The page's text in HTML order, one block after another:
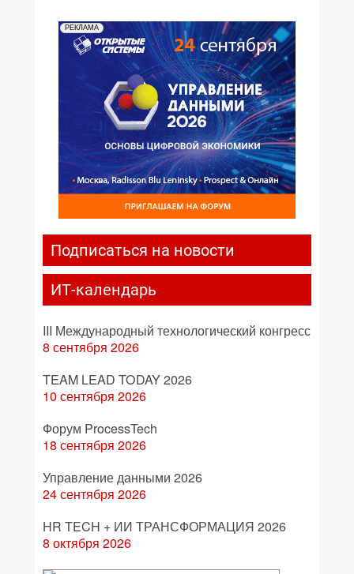
РЕКЛАМА
Подписаться на новости
ИТ-календарь
III Международный технологический конгресс
8 сентября 2026
TEAM LEAD TODAY 2026
10 сентября 2026
Форум ProcessTech
18 сентября 2026
Управление данными 2026
24 сентября 2026
HR TECH + ИИ ТРАНСФОРМАЦИЯ 2026
8 октября 2026